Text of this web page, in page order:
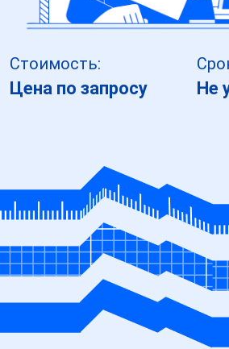
Стоимость:
Цена по запросу Не